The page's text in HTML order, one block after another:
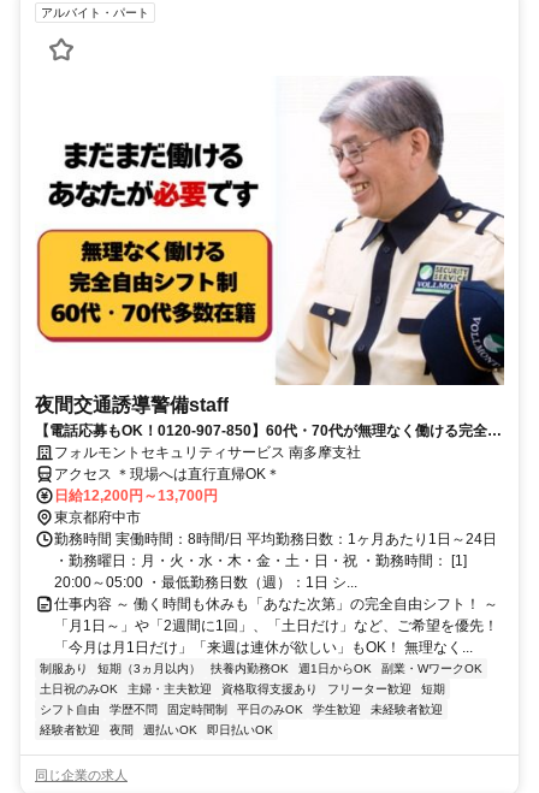
アルバイト・パート
夜間交通誘導警備staff
【電話応募もOK！0120-907-850】60代・70代が無理なく働ける完全自
由シフト♪日払いOK♪
フォルモントセキュリティサービス 南多摩支社
アクセス ＊現場へは直行直帰OK＊
日給12,200円～13,700円
東京都府中市
勤務時間 実働時間：8時間/日 平均勤務日数：1ヶ月あたり1日～24日
・勤務曜日：月・火・水・木・金・土・日・祝 ・勤務時間： [1]
20:00～05:00 ・最低勤務日数（週）：1日 シ...
仕事内容 ～ 働く時間も休みも「あなた次第」の完全自由シフト！ ～
「月1日～」や「2週間に1回」、「土日だけ」など、ご希望を優先！
「今月は月1日だけ」「来週は連休が欲しい」もOK！ 無理なく...
制服あり 短期（3ヵ月以内） 扶養内勤務OK 週1日からOK
副業・WワークOK
土日祝のみOK
主婦・主夫歓迎 資格取得支援あり フリーター歓迎
短期
シフト自由
学歴不問 固定時間制 平日のみOK 学生歓迎
未経験者歓迎
経験者歓迎
夜間 週払いOK 即日払いOK
同じ企業の求人